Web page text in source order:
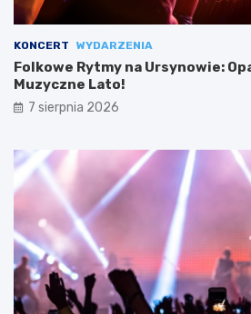
KONCERT WYDARZENIA
Folkowe Rytmy na Ursynowie:
Muzyczne Lato!
7 sierpnia 2026